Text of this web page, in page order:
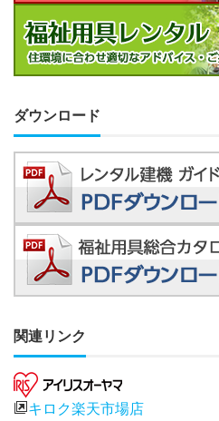
ダウンロード
関連リンク
キロク楽天市場店